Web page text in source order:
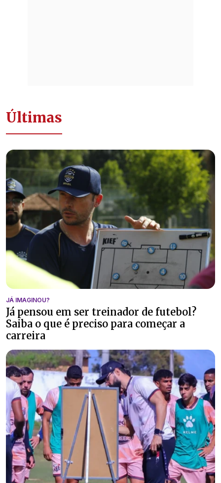
Últimas
JÁ IMAGINOU?
Já pensou em ser treinador de futebol?
Saiba o que é preciso para começar a
carreira